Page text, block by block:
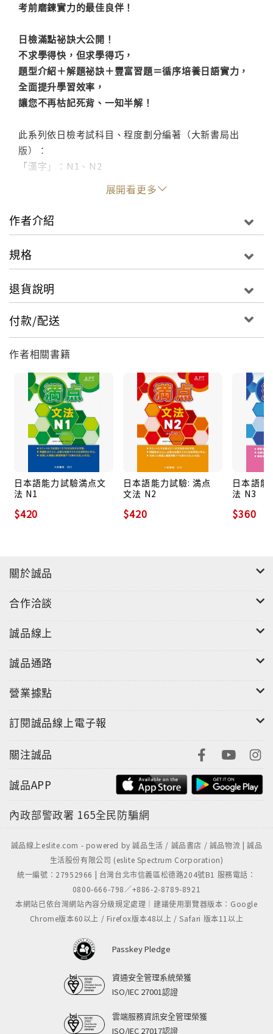
考前磨鍊實力的最佳良伴！
日檢滿點祕訣大公開！
不求學得快，但求學得巧，
題型介紹＋解題祕訣＋豐富習題＝循序培養日語實力，
全面提升學習效率，
讓您不再枯記死背、一知半解！
此系列依日檢考試科目、程度劃分編著（大新書局出
版）：
「漢字」：N1、N2
「文法」：N1～N4
●參考舊制3、4級官方範例、問題集編著而成，全面掌
●四大類劃分句型，依序累積自我實力。
◎循序培養日語實力四步驟：
Step1【題目介紹】：考前熟悉題型，率先拔得頭籌！
透過此章節，了解文法三種出題形式，學習基本知識，
掌握題型整體概念。
Step2【形態練習】：掌握形態變化規則，鞏固文法基
礎！
了解各種詞性與不同文法形態的接續方法，透過練習題
加深印象，打好日語學習基本功。
Step3【實力培養篇】：漸進式引導，徹底瞭解文法知
識！
除了各篇章的習題之外，書末亦有1回與正式考試形式相
同的題目。幫助熟悉出題方向，提升自我戰鬥力。
展開看更多
作者介紹
規格
退貨說明
付款/配送
作者相關書籍
日本語能力試驗満点文
法 N1
$420
日本語能力試驗: 満点
文法 N2
$420
日本語能
法 N3
$360
關於誠品
合作洽談
誠品線上
誠品通路
營業據點
訂閱誠品線上電子報
關注誠品
誠品APP
內政部警政署 165全民防騙網
誠品線上eslite.com - powered by 誠品生活 / 誠品書店 / 誠品物流 | 誠品
生活股份有限公司 (eslite Spectrum Corporation)
統一編號：27952966 | 台灣台北市信義區松德路204號B1 服務電話：
0800-666-798／+886-2-8789-8921
本網站已依台灣網站內容分級規定處理｜建議使用瀏覽器版本：Google
Chrome版本60以上 / Firefox版本48以上 / Safari 版本11以上
Passkey Pledge
資通安全管理系統榮獲
ISO/IEC 27001認證
雲端服務資訊安全管理榮獲
ISO/IEC 27017認證